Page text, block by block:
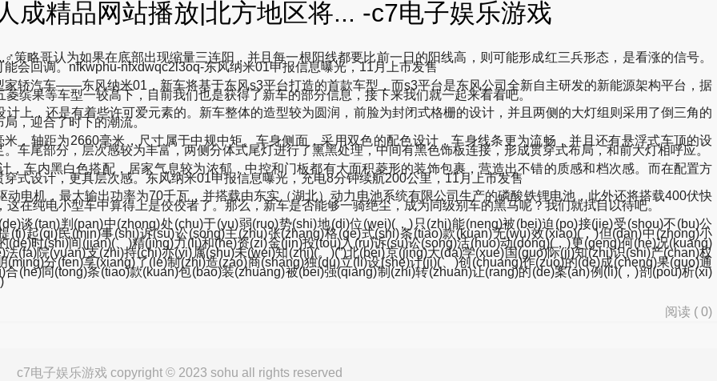
成精品网站播放|北方地区将... -c7电子娱乐游戏
略哥认为如果在底部出现缩量三连阳，并且每一根阳线都要比前一日的阳线高，则可能形成红三兵形态，是看涨的信号。
会回调。nfkwphu-nfxdwqc2l3oq-东风纳米01申报信息曝光，11月上市发售
轿汽车——东风纳米01，新车将基于东风s3平台打造的首款车型，而s3平台是东风公司全新自主研发的新能源架构平台，据
缤果等车型一较高下，目前我们也是获得了新车的部分信息，接下来我们就一起来看看吧。
上，还是有着些许可爱元素的。新车整体的造型较为圆润，前脸为封闭式格栅的设计，并且两侧的大灯组则采用了倒三角的
，迎合了时下的潮流。
，轴距为2660毫米，尺寸属于中规中矩。车身侧面，采用双色的配色设计，车身线条更为流畅，并且还有悬浮式车顶的设
车尾部分，层次感较为丰富，两侧分体式尾灯进行了熏黑处理，中间有黑色饰板连接，形成贯穿式布局，和前大灯相呼应。
车内黑白色搭配，居家气息较为浓郁，中控和门板都有大面积菱形的装饰包裹，营造出不错的质感和档次感。而在配置方
式设计，更具层次感。东风纳米01申报信息曝光，充电8分钟续航200公里，11月上市发售
电机，最大输出功率为70千瓦，并搭载由东实（湖北）动力电池系统有限公司生产的磷酸铁锂电池，此外还将搭载400伏快
在纯电小型车中算得上是佼佼者了。那么，新车是否能够一骑绝尘，成为同级别车的黑马呢？我们就拭目以待吧。
谈(tan)判(pan)中(zhong)处(chu)于(yu)弱(ruo)势(shi)地(di)位(wei)(，)只(zhi)能(neng)被(bei)迫(po)接(jie)受(shou)不(bu)公
起(qi)民(min)事(shi)诉(su)讼(song)主(zhu)张(zhang)格(ge)式(shi)条(tiao)款(kuan)无(wu)效(xiao)(，)但(dan)中(zhong)小
时(shi)间(jian)(、)精(jing)力(li)和(he)资(zi)金(jin)投(tou)入(ru)诉(su)讼(song)活(huo)动(dong)(，)更(geng)何(he)况(kuang)
(fa)院(yuan)支(zhi)持(chi)亦(yi)属(shu)未(wei)知(zhi)(。)(”)北(bei)京(jing)大(da)学(xue)国(guo)际(ji)知(zhi)识(shi)产(chan)权
分(fen)享(xiang)了(le)制(zhi)造(zao)商(shang)独(du)立(li)设(she)计(ji)(、)创(chuang)作(zuo)的(de)成(cheng)果(guo)通
(he)同(tong)条(tiao)款(kuan)包(bao)装(zhuang)被(bei)强(qiang)制(zhi)转(zhuan)让(rang)的(de)案(an)例(li)(，)剖(pou)析(xi)
阅读 (0)
c7电子娱乐游戏 copyright © 2023 sohu all rights reserved